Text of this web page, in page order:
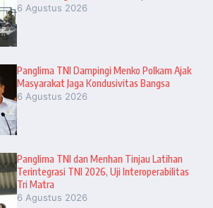
6 Agustus 2026
Panglima TNI Dampingi Menko Polkam Ajak
Masyarakat Jaga Kondusivitas Bangsa
6 Agustus 2026
Panglima TNI dan Menhan Tinjau Latihan
Terintegrasi TNI 2026, Uji Interoperabilitas
Tri Matra
6 Agustus 2026